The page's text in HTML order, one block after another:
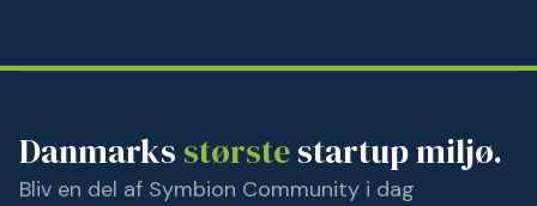
Danmarks størstestartup miljø.
Bliv en del af Symbion Community i dag